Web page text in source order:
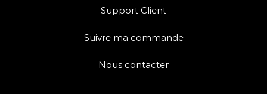
Support Client
Suivre ma commande
Nous contacter